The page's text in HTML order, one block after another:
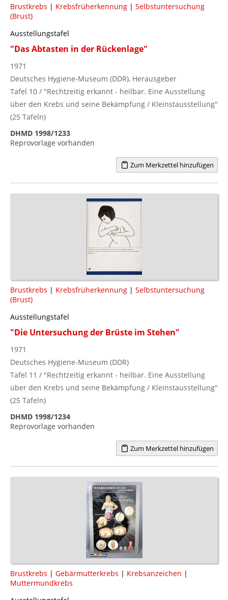
Brustkrebs | Krebsfrüherkennung | Selbstuntersuchung
(Brust)
Ausstellungstafel
"Das Abtasten in der Rückenlage"
1971
Deutsches Hygiene-Museum (DDR), Herausgeber
Tafel 10 / "Rechtzeitig erkannt - heilbar. Eine Ausstellung
über den Krebs und seine Bekämpfung / Kleinstausstellung"
(25 Tafeln)
DHMD 1998/1233
Reprovorlage vorhanden
Zum Merkzettel hinzufügen
Brustkrebs | Krebsfrüherkennung | Selbstuntersuchung
(Brust)
Ausstellungstafel
"Die Untersuchung der Brüste im Stehen"
1971
Deutsches Hygiene-Museum (DDR)
Tafel 11 / "Rechtzeitig erkannt - heilbar. Eine Ausstellung
über den Krebs und seine Bekämpfung / Kleinstausstellung"
(25 Tafeln)
DHMD 1998/1234
Reprovorlage vorhanden
Zum Merkzettel hinzufügen
Brustkrebs | Gebärmutterkrebs | Krebsanzeichen |
Muttermundkrebs